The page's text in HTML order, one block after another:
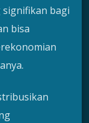
bagi
bisa